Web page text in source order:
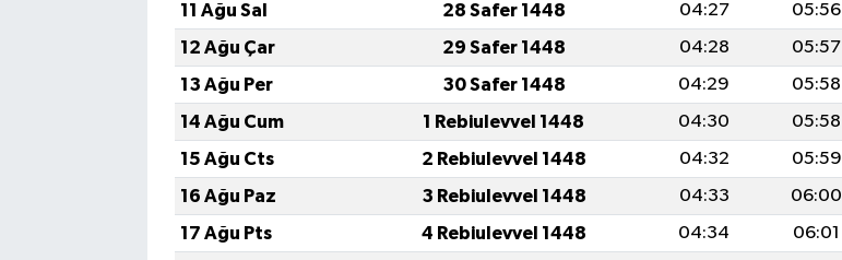
11 Ağu Sal
28 Safer 1448 04:27 05:56
12 Ağu Çar
29 Safer 1448 04:28 05:57
13 Ağu Per
30 Safer 1448 04:29 05:58
14 Ağu Cum
1 Rebiulevvel 1448 04:30 05:58
15 Ağu Cts
2 Rebiulevvel 1448 04:32 05:59
16 Ağu Paz
3 Rebiulevvel 1448 04:33 06:00
17 Ağu Pts
4 Rebiulevvel 1448 04:34 06:01